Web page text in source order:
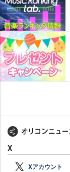
X
Xアカウント